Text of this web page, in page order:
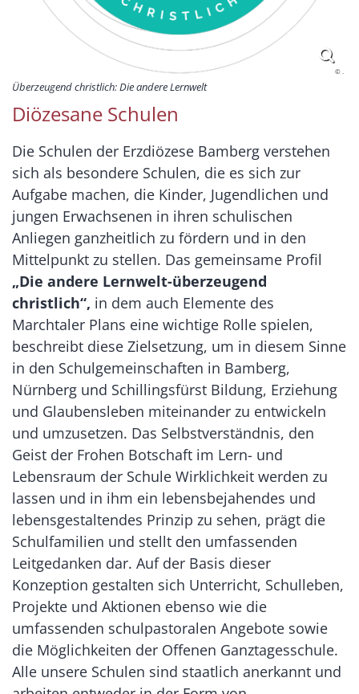
© .
Überzeugend christlich: Die andere Lernwelt
Diözesane Schulen
Die Schulen der Erzdiözese Bamberg verstehen
sich als besondere Schulen, die es sich zur
Aufgabe machen, die Kinder, Jugendlichen und
jungen Erwachsenen in ihren schulischen
Anliegen ganzheitlich zu fördern und in den
Mittelpunkt zu stellen. Das gemeinsame Profil
„Die andere Lernwelt-überzeugend
christlich“, in dem auch Elemente des
Marchtaler Plans eine wichtige Rolle spielen,
beschreibt diese Zielsetzung, um in diesem Sinne
in den Schulgemeinschaften in Bamberg,
Nürnberg und Schillingsfürst Bildung, Erziehung
und Glaubensleben miteinander zu entwickeln
und umzusetzen. Das Selbstverständnis, den
Geist der Frohen Botschaft im Lern- und
Lebensraum der Schule Wirklichkeit werden zu
lassen und in ihm ein lebensbejahendes und
lebensgestaltendes Prinzip zu sehen, prägt die
Schulfamilien und stellt den umfassenden
Leitgedanken dar. Auf der Basis dieser
Konzeption gestalten sich Unterricht, Schulleben,
Projekte und Aktionen ebenso wie die
umfassenden schulpastoralen Angebote sowie
die Möglichkeiten der Offenen Ganztagesschule.
Alle unsere Schulen sind staatlich anerkannt und